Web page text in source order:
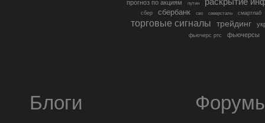
прогноз по акциям путин раскрытие
сбер сбербанк сво северсталь смартлаб
торговые сигналы трейдинг
фьючерс ртс фьючерсы
Блоги